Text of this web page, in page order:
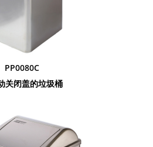
PP0080C
关闭盖的垃圾桶